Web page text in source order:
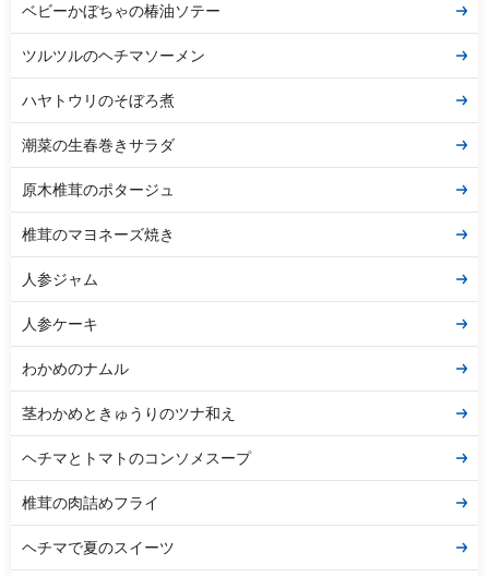
ベビーかぼちゃの椿油ソテー
ツルツルのヘチマソーメン
ハヤトウリのそぼろ煮
潮菜の生春巻きサラダ
原木椎茸のポタージュ
椎茸のマヨネーズ焼き
人参ジャム
人参ケーキ
わかめのナムル
茎わかめときゅうりのツナ和え
ヘチマとトマトのコンソメスープ
椎茸の肉詰めフライ
ヘチマで夏のスイーツ